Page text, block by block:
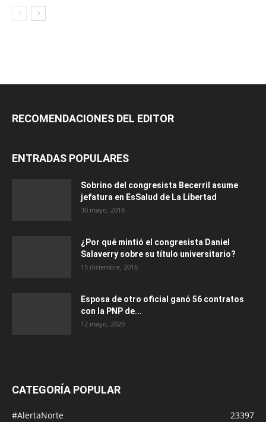
RECOMENDACIONES DEL EDITOR
ENTRADAS POPULARES
Sobrino del congresista Becerril asume
jefatura en EsSalud de La Libertad
30 mayo, 2018
¿Por qué mintió el congresista Daniel
Salaverry sobre su título universitario?
15 diciembre, 2016
Esposa de otro oficial ganó 56 contratos
con la PNP de...
12 mayo, 2020
CATEGORÍA POPULAR
#AlertaNorte
23397